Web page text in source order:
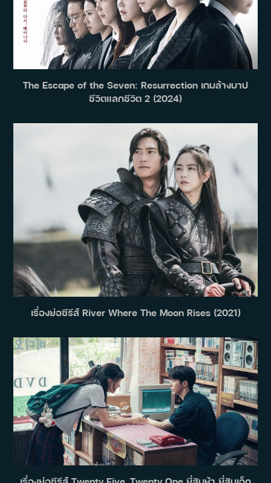
The Escape of the Seven: Resurrection เกมล้างบาป
ชีวิตแลกชีวิต 2 (2024)
เรื่องย่อซีรีส์ River Where The Moon Rises (2021)